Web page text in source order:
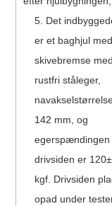
5. Det
er et baghjul med
skivebremse med
rustfri ståleger,
142 mm, og
egerspændingen
drivsiden er
kgf. Drivsiden
opad under